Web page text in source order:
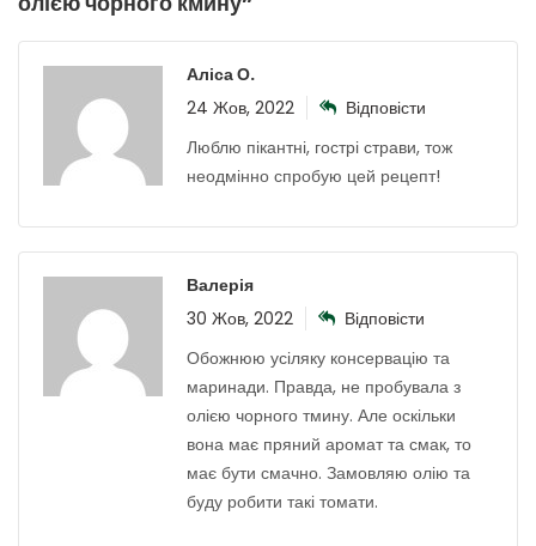
Аліса О.
24 Жов, 2022
Відповісти
Люблю пікантні, гострі страви, тож
неодмінно спробую цей рецепт!
Валерія
30 Жов, 2022
Відповісти
Обожнюю усіляку консервацію та
маринади. Правда, не пробувала з
олією чорного тмину. Але оскільки
вона має пряний аромат та смак, то
має бути смачно. Замовляю олію та
буду робити такі томати.